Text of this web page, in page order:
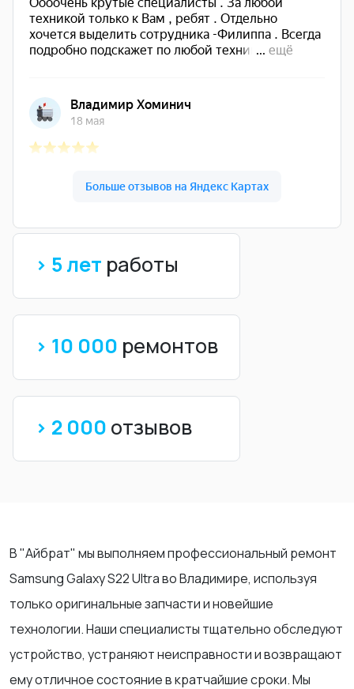
> 5 лет работы
> 10 000 ремонтов
> 2 000 отзывов
В "Айбрат" мы выполняем профессиональный ремонт
Samsung Galaxy S22 Ultra во Владимире, используя
только оригинальные запчасти и новейшие
технологии. Наши специалисты тщательно обследуют
устройство, устраняют неисправности и возвращают
ему отличное состояние в кратчайшие сроки. Мы